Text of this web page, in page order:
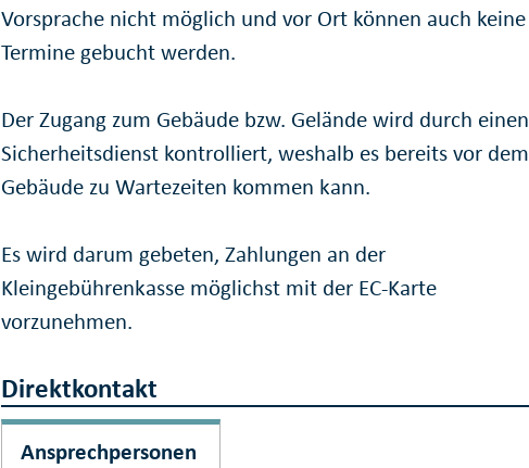
Vorsprache nicht möglich und vor Ort können auch keine
Termine gebucht werden.
Der Zugang zum Gebäude bzw. Gelände wird durch einen
Sicherheitsdienst kontrolliert, weshalb es bereits vor dem
Gebäude zu Wartezeiten kommen kann.
Es wird darum gebeten, Zahlungen an der
Kleingebührenkasse möglichst mit der EC-Karte
vorzunehmen.
Direktkontakt
Ansprechpersonen